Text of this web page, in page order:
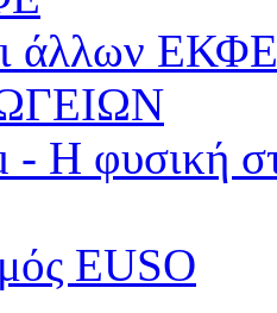
άλλων ΕΚΦΕ
- Η φυσική
EUSO